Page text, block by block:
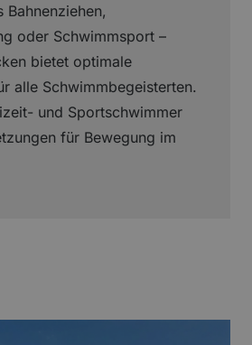
Bahnenziehen,
oder Schwimmsport –
bietet optimale
alle Schwimmbegeisterten.
und Sportschwimmer
für Bewegung im